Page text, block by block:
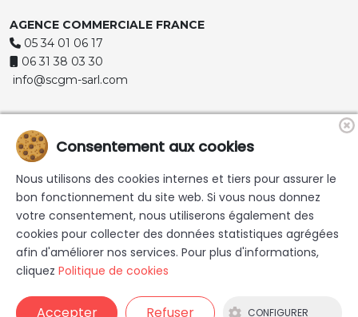
AGENCE COMMERCIALE FRANCE
05 34 01 06 17
06 31 38 03 30
info@scgm-sarl.com
© 2026 Commercialisation de mortiers, bétons, gravier ,
sable et gravier décoratif | Optim Beton - Tous les droits sont
réservés. |Mentions légales
programmation Web: Blaupixel.com
Consentement aux cookies
Nous utilisons des cookies internes et tiers pour assurer le
bon fonctionnement du site web. Si vous nous donnez
votre consentement, nous utiliserons également des
cookies pour collecter des données statistiques agrégées
afin d'améliorer nos services. Pour plus d'informations,
cliquez Politique de cookies
Accepter Refuser CONFIGURER